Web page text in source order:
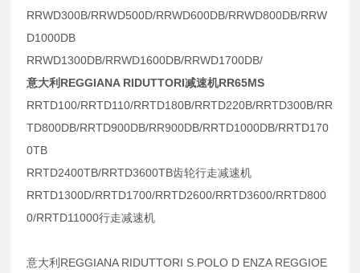
RRWD300B/RRWD500D/RRWD600DB/RRWD800DB/RRW
D1000DB
RRWD1300DB/RRWD1600DB/RRWD1700DB/
意大利REGGIANA RIDUTTORI减速机RR65MS
RRTD100/RRTD110/RRTD180B/RRTD220B/RRTD300B/RR
TD800DB/RRTD900DB/RR900DB/RRTD1000DB/RRTD170
0TB
RRTD2400TB/RRTD3600TB齿轮行走减速机
RRTD1300D/RRTD1700/RRTD2600/RRTD3600/RRTD800
0/RRTD11000行走减速机
意大利REGGIANA RIDUTTORI S.POLO D ENZA REGGIOE